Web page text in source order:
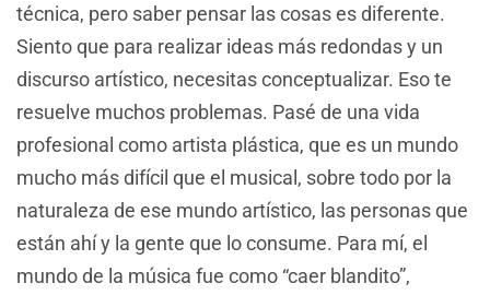
técnica, pero saber pensar las cosas es diferente.
Siento que para realizar ideas más redondas y un
discurso artístico, necesitas conceptualizar. Eso te
resuelve muchos problemas. Pasé de una vida
profesional como artista plástica, que es un mundo
mucho más difícil que el musical, sobre todo por la
naturaleza de ese mundo artístico, las personas que
están ahí y la gente que lo consume. Para mí, el
mundo de la música fue como “caer blandito”,